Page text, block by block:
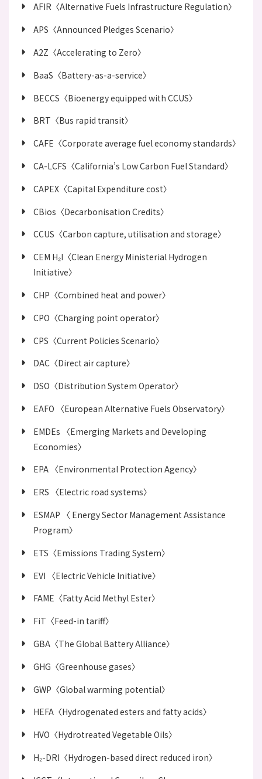
AFIR〈Alternative Fuels Infrastructure Regulation〉
APS〈Announced Pledges Scenario〉
A2Z〈Accelerating to Zero〉
BaaS〈Battery-as-a-service〉
BECCS〈Bioenergy equipped with CCUS〉
BRT〈Bus rapid transit〉
CAFE〈Corporate average fuel economy standards〉
CA-LCFS〈California’s Low Carbon Fuel Standard〉
CAPEX〈Capital Expenditure cost〉
CBios〈Decarbonisation Credits〉
CCUS〈Carbon capture, utilisation and storage〉
CEM H₂I〈Clean Energy Ministerial Hydrogen
Initiative〉
CHP〈Combined heat and power〉
CPO〈Charging point operator〉
CPS〈Current Policies Scenario〉
DAC〈Direct air capture〉
DSO〈Distribution System Operator〉
EAFO 〈European Alternative Fuels Observatory〉
EMDEs 〈Emerging Markets and Developing
Economies〉
EPA 〈Environmental Protection Agency〉
ERS 〈Electric road systems〉
ESMAP 〈 Energy Sector Management Assistance
Program〉
ETS〈Emissions Trading System〉
EVI 〈Electric Vehicle Initiative〉
FAME〈Fatty Acid Methyl Ester〉
FiT〈Feed-in tariff〉
GBA〈The Global Battery Alliance〉
GHG〈Greenhouse gases〉
GWP〈Global warming potential〉
HEFA〈Hydrogenated esters and fatty acids〉
HVO〈Hydrotreated Vegetable Oils〉
H₂-DRI〈Hydrogen-based direct reduced iron〉